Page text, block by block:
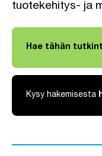
tuotekehitys- ja
Hae tähän
Linkki avautuu
Kysy hakemisesta